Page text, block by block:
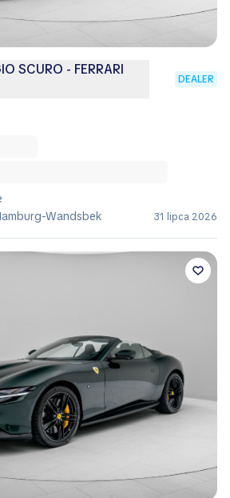
SCURO - FERRARI
DEALER
Wandsbek
31 lipca 2026